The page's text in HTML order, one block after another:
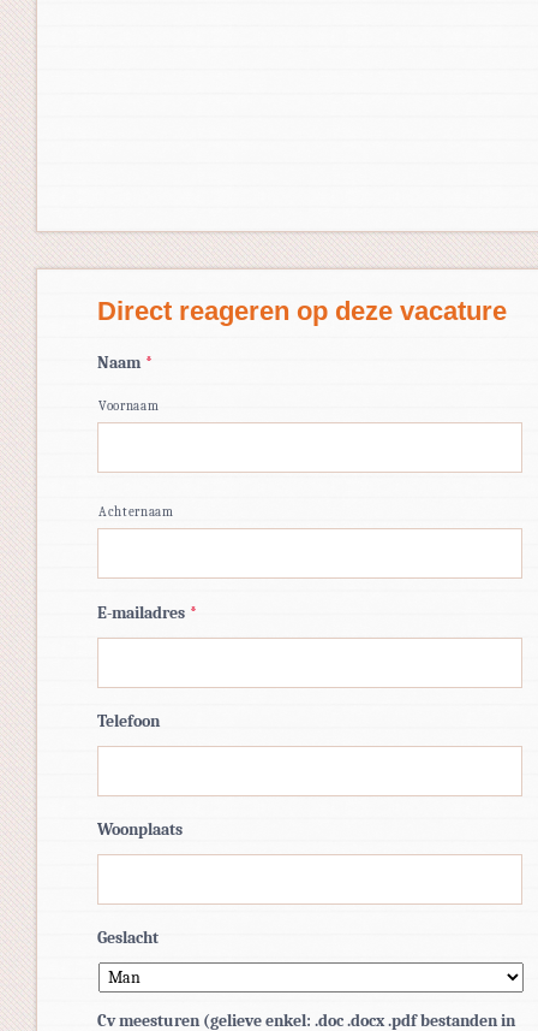
Direct reageren op deze vacature
Naam *
Voornaam
Achternaam
E-mailadres *
Telefoon
Woonplaats
Geslacht
Cv meesturen (gelieve enkel: .doc .docx .pdf bestanden in